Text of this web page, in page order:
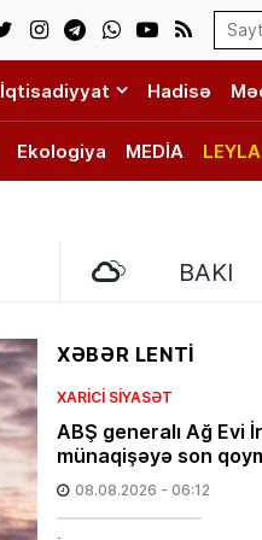
İqtisadiyyat Hadisə
Ekologiya MEDİA
BAKI
XƏBƏR LENTİ
XARICI SIYASƏT
ABŞ generalı Ağ Evi
münaqişəyə son
08.08.2026 - 06:12